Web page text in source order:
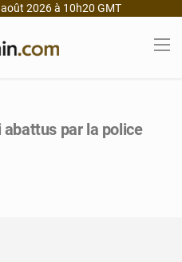
2026 à 10h20 GMT
par la police